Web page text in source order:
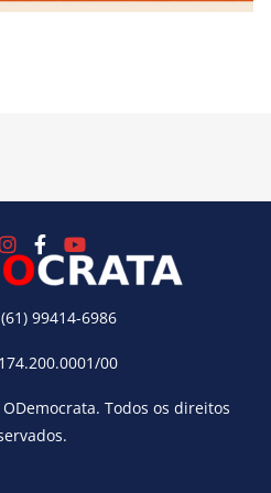
99414-6986
00
ODemocrata. Todos os direitos